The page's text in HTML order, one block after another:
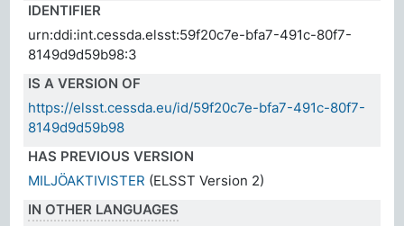
IDENTIFIER
urn:ddi:int.cessda.elsst:59f20c7e-bfa7-491c-80f7-
8149d9d59b98:3
IS A VERSION OF
https://elsst.cessda.eu/id/59f20c7e-bfa7-491c-80f7-
8149d9d59b98
HAS PREVIOUS VERSION
MILJÖAKTIVISTER (ELSST Version 2)
IN OTHER LANGUAGES